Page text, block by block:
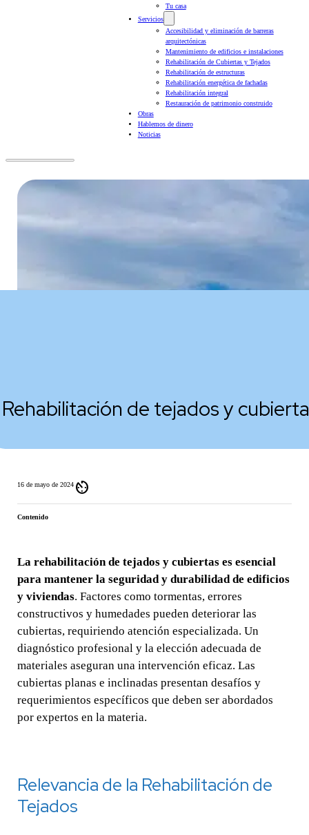
Tu casa
Servicios
Accesibilidad y eliminación de barreras
arquitectónicas
Mantenimiento de edificios e instalaciones
Rehabilitación de Cubiertas y Tejados
Rehabilitación de estructuras
Rehabilitación energética de fachadas
Rehabilitación integral
Restauración de patrimonio construido
Obras
Hablemos de dinero
Noticias
Rehabilitación de tejados y
16 de mayo de 2024 av_timer
Contenido
La rehabilitación de tejados y cubiertas es esencial
para mantener la seguridad y durabilidad de edificios
y viviendas. Factores como tormentas, errores
constructivos y humedades pueden deteriorar las
cubiertas, requiriendo atención especializada. Un
diagnóstico profesional y la elección adecuada de
materiales aseguran una intervención eficaz. Las
cubiertas planas e inclinadas presentan desafíos y
requerimientos específicos que deben ser abordados
por expertos en la materia.
Relevancia de la Rehabilitación de
Tejados